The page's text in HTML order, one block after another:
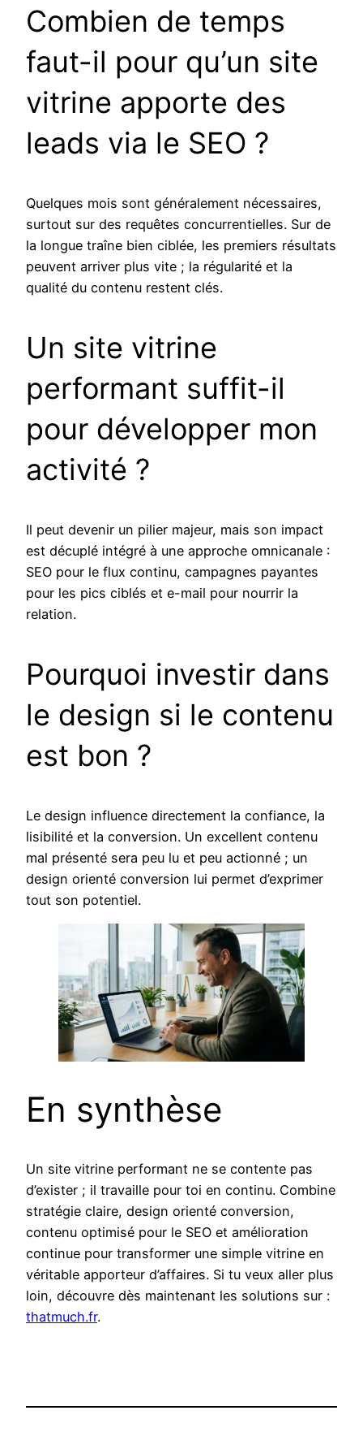
Combien de temps
faut-il pour qu’un site
vitrine apporte des
leads via le SEO ?
Quelques mois sont généralement nécessaires,
surtout sur des requêtes concurrentielles. Sur de
la longue traîne bien ciblée, les premiers résultats
peuvent arriver plus vite ; la régularité et la
qualité du contenu restent clés.
Un site vitrine
performant suffit-il
pour développer mon
activité ?
Il peut devenir un pilier majeur, mais son impact
est décuplé intégré à une approche omnicanale :
SEO pour le flux continu, campagnes payantes
pour les pics ciblés et e-mail pour nourrir la
relation.
Pourquoi investir dans
le design si le contenu
est bon ?
Le design influence directement la confiance, la
lisibilité et la conversion. Un excellent contenu
mal présenté sera peu lu et peu actionné ; un
design orienté conversion lui permet d’exprimer
tout son potentiel.
En synthèse
Un site vitrine performant ne se contente pas
d’exister ; il travaille pour toi en continu. Combine
stratégie claire, design orienté conversion,
contenu optimisé pour le SEO et amélioration
continue pour transformer une simple vitrine en
véritable apporteur d’affaires. Si tu veux aller plus
loin, découvre dès maintenant les solutions sur :
thatmuch.fr.